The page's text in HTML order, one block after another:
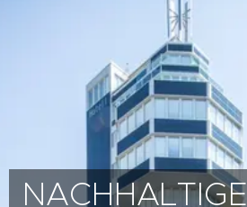
NACHHALTIGE